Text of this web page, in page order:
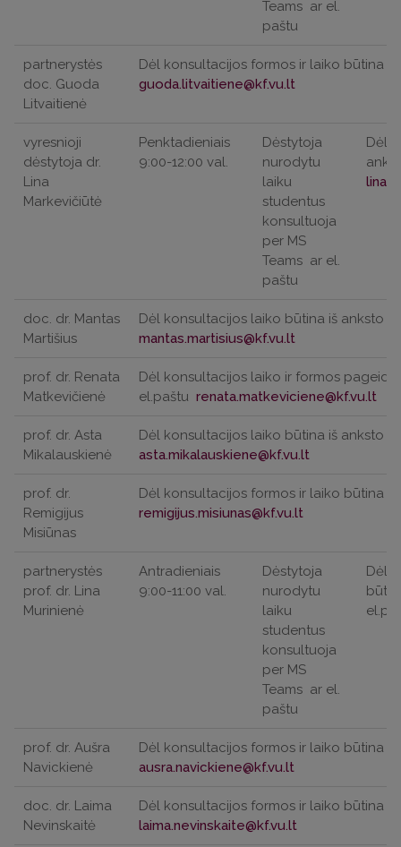
Teams ar el.
paštu
partnerystės
doc. Guoda
Litvaitienė
Dėl konsultacijos formos ir laiko būtina
vyresnioji
dėstytoja dr.
Lina
Markevičiūtė
Penktadieniais
9:00-12:00 val.
Dėstytoja
nurodytu
laiku
studentus
konsultuoja
per MS
Teams ar el.
paštu
Dėl
doc. dr. Mantas
Martišius
Dėl konsultacijos laiko būtina iš anksto
prof. dr. Renata
Matkevičienė
Dėl konsultacijos laiko ir formos
el.paštu
prof. dr. Asta
Mikalauskienė
Dėl konsultacijos laiko būtina iš anksto
prof. dr.
Remigijus
Misiūnas
Dėl konsultacijos formos ir laiko būtina
partnerystės
prof. dr. Lina
Murinienė
Antradieniais
9:00-11:00 val.
Dėstytoja
nurodytu
laiku
studentus
konsultuoja
per MS
Teams ar el.
paštu
Dėl
prof. dr. Aušra
Navickienė
Dėl konsultacijos formos ir laiko būtina
doc. dr. Laima
Nevinskaitė
Dėl konsultacijos formos ir laiko būtina